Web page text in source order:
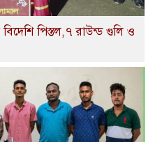
পিস্তল,৭ রাউন্ড গুলি ও